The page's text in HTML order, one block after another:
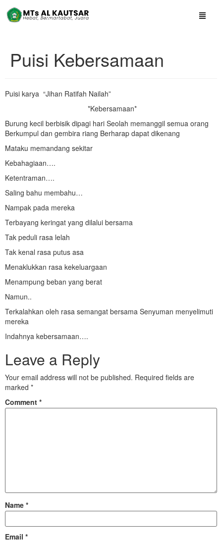
Puisi Kebersamaan
Puisi karya “Jihan Ratifah Nailah”
*Kebersamaan*
Burung kecil berbisik dipagi hari Seolah memanggil semua orang
Berkumpul dan gembira riang Berharap dapat dikenang
Mataku memandang sekitar
Kebahagiaan….
Ketentraman….
Saling bahu membahu…
Nampak pada mereka
Terbayang keringat yang dilalui bersama
Tak peduli rasa lelah
Tak kenal rasa putus asa
Menaklukkan rasa kekeluargaan
Menampung beban yang berat
Namun..
Terkalahkan oleh rasa semangat bersama Senyuman menyelimuti
mereka
Indahnya kebersamaan….
Leave a Reply
Your email address will not be published. Required fields are
marked *
Comment *
Name *
Email *